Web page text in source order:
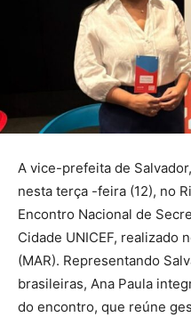
A vice-prefeita de
nesta terça -feira (12), no
Encontro Nacional de
Cidade UNICEF, realizado
(MAR). Representando
brasileiras, Ana Paula
do encontro, que reúne